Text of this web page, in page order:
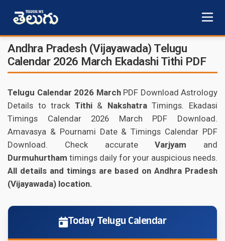
Andhra Pradesh (Vijayawada) Telugu
Calendar 2026 March Ekadashi Tithi PDF
Telugu Calendar 2026 MarchPDF Download Astrology
Details to track Tithi& NakshatraTimings. Ekadasi
Timings Calendar 2026 March PDF Download.
Amavasya & Pournami Date & Timings Calendar PDF
Download. Check accurateVarjyam and
Durmuhurtham timings daily for your auspicious needs.
All details and timings are based on Andhra Pradesh
(Vijayawada) location.
Today Telugu Calendar